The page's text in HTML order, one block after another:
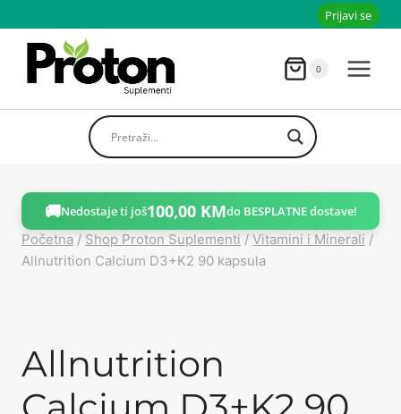
sadržaja
Prijavi se
0
🚚Nedostaje ti još100,00 KMdo BESPLATNE dostave!
Početna / Shop Proton Suplementi / Vitamini i Minerali /
Allnutrition Calcium D3+K2 90 kapsula
Allnutrition